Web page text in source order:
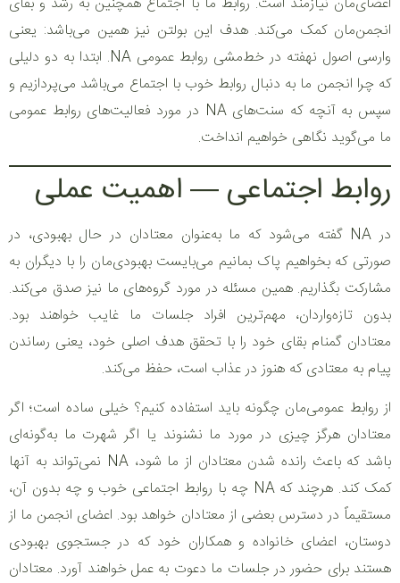
انجمن‌مان کمک می‌کند. هدف این بولتن نیز همین می‌باشد: یعنی
وارسی اصول نهفته در خط‌مشی روابط عمومی NA. ابتدا به دو دلیلی
که چرا انجمن ما به دنبال روابط خوب با اجتماع می‌باشد می‌پردازیم و
سپس به آنچه که سنت‌های NA در مورد فعالیت‌های روابط عمومی
ما می‌گوید نگاهی خواهیم انداخت.
روابط اجتماعی — اهمیت عملی
در NA گفته می‌شود که ما به‌عنوان معتادان در حال بهبودی، در
صورتی که بخواهیم پاک بمانیم می‌بایست بهبودی‌مان را با دیگران به
مشارکت بگذاریم. همین مسئله در مورد گروه‌های ما نیز صدق می‌کند.
بدون تازه‌واردان، مهم‌ترین افراد جلسات ما غایب خواهند بود.
معتادان گمنام بقای خود را با تحقق هدف اصلی خود، یعنی رساندن
پیام به معتادی که هنوز در عذاب است، حفظ می‌کند.
از روابط عمومی‌مان چگونه باید استفاده کنیم؟ خیلی ساده است؛ اگر
معتادان هرگز چیزی در مورد ما نشنوند یا اگر شهرت ما به‌گونه‌ای
باشد که باعث رانده شدن معتادان از ما شود، NA نمی‌تواند به آنها
کمک کند. هرچند که NA چه با روابط اجتماعی خوب و چه بدون آن،
مستقیماً در دسترس بعضی از معتادان خواهد بود. اعضای انجمن ما از
دوستان، اعضای خانواده و همکاران خود که در جستجوی بهبودی
هستند برای حضور در جلسات ما دعوت به عمل خواهند آورد. معتادان